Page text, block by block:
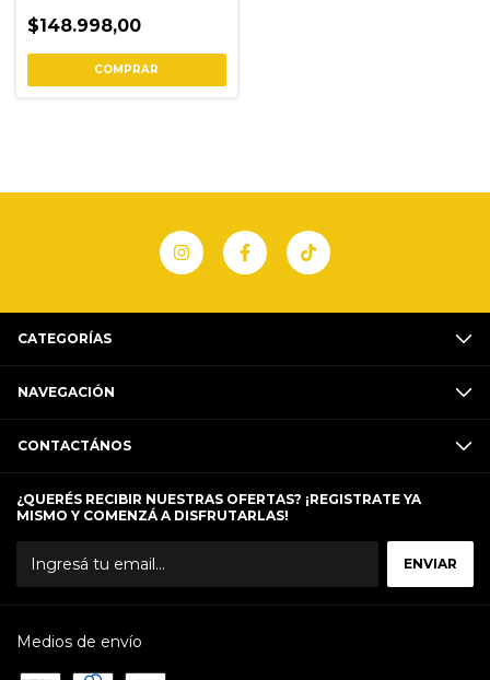
$148.998,00
CATEGORÍAS
NAVEGACIÓN
CONTACTÁNOS
¿QUERÉS RECIBIR NUESTRAS OFERTAS? ¡REGISTRATE YA
MISMO Y COMENZÁ A DISFRUTARLAS!
Medios de envío